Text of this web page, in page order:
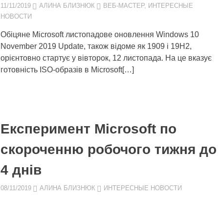
11/11/2019 АЛИНА БЛИЗНЮК ВЕБ-МАСТЕР, ИНТЕРЕСНЫЕ
НОВОСТИ
Обіцяне Microsoft листопадове оновлення Windows 10
November 2019 Update, також відоме як 1909 і 19H2,
орієнтовно стартує у вівторок, 12 листопада. На це вказує
готовність ISO-образів в Microsoft[…]
Експеримент Microsoft по
скороченню робочого тижня до
4 днів
08/11/2019 АЛИНА БЛИЗНЮК ИНТЕРЕСНЫЕ НОВОСТИ